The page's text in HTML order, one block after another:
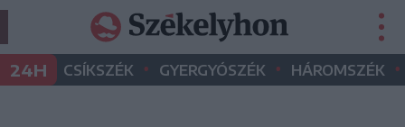
24H CSÍKSZÉK • GYERGYÓSZÉK • HÁROMSZÉK •